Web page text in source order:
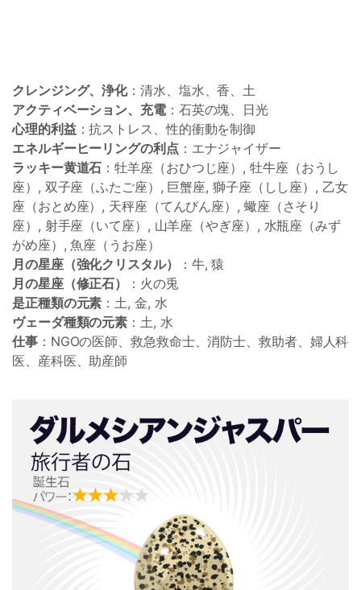
クレンジング、浄化：清水、塩水、香、土
アクティベーション、充電：石英の塊、日光
心理的利益：抗ストレス、性的衝動を制御
エネルギーヒーリングの利点 ：エナジャイザー
ラッキー黄道石 ：牡羊座（おひつじ座）, 牡牛座（おうし
座）, 双子座（ふたご座）, 巨蟹座, 獅子座（しし座）, 乙女
座（おとめ座）, 天秤座（てんびん座）, 蠍座（さそり
座）, 射手座（いて座）, 山羊座（やぎ座）, 水瓶座（みず
がめ座）, 魚座（うお座）
月の星座（強化クリスタル）
：牛, 猿
月の星座（修正石）
：火の兎
是正種類の元素 ：土, 金, 水
ヴェーダ種類の元素 ：土, 水
仕事：NGOの医師、救急救命士、消防士、救助者、婦人科
医、産科医、助産師